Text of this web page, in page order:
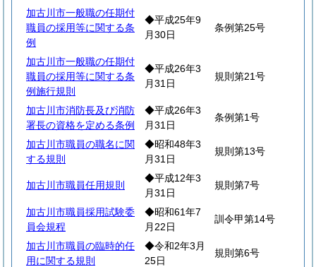
加古川市一般職の任期付
職員の採用等に関する条
例
◆平成25年9
月30日
条例第25号
加古川市一般職の任期付
職員の採用等に関する条
例施行規則
◆平成26年3
月31日
規則第21号
加古川市消防長及び消防
署長の資格を定める条例
◆平成26年3
月31日
条例第1号
加古川市職員の職名に関
する規則
◆昭和48年3
月31日
規則第13号
加古川市職員任用規則
◆平成12年3
月31日
規則第7号
加古川市職員採用試験委
員会規程
◆昭和61年7
月22日
訓令甲第14号
加古川市職員の臨時的任
用に関する規則
◆令和2年3月
25日
規則第6号